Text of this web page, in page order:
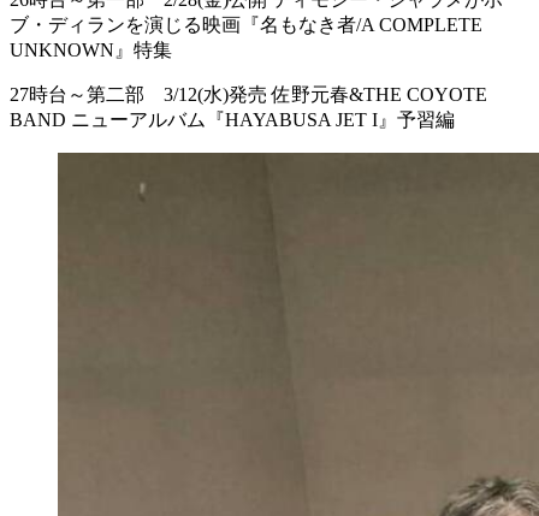
ブ・ディランを演じる映画『名もなき者/A COMPLETE
UNKNOWN』特集
27時台～第二部 3/12(水)発売 佐野元春&THE COYOTE
BAND ニューアルバム『HAYABUSA JET I』予習編